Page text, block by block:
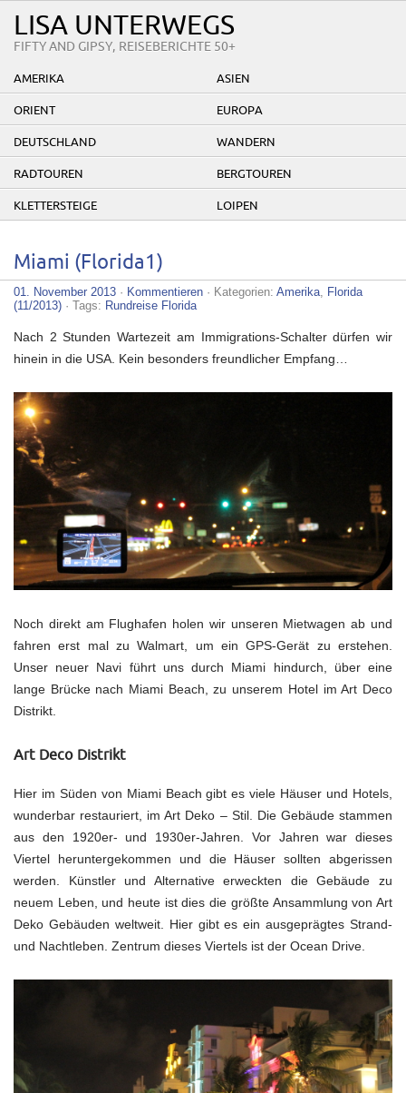
LISA UNTERWEGS
FIFTY AND GIPSY, REISEBERICHTE 50+
AMERIKA ASIEN
ORIENT EUROPA
DEUTSCHLAND WANDERN
RADTOUREN BERGTOUREN
KLETTERSTEIGE LOIPEN
Miami (Florida1)
01. November 2013 · Kommentieren · Kategorien: Amerika, Florida
(11/2013) · Tags: Rundreise Florida
Nach 2 Stunden Wartezeit am Immigrations-Schalter dürfen wir
hinein in die USA. Kein besonders freundlicher Empfang…
Noch direkt am Flughafen holen wir unseren Mietwagen ab und
fahren erst mal zu Walmart, um ein GPS-Gerät zu erstehen.
Unser neuer Navi führt uns durch Miami hindurch, über eine
lange Brücke nach Miami Beach, zu unserem Hotel im Art Deco
Distrikt.
Art Deco Distrikt
Hier im Süden von Miami Beach gibt es viele Häuser und Hotels,
wunderbar restauriert, im Art Deko – Stil. Die Gebäude stammen
aus den 1920er- und 1930er-Jahren. Vor Jahren war dieses
Viertel heruntergekommen und die Häuser sollten abgerissen
werden. Künstler und Alternative erweckten die Gebäude zu
neuem Leben, und heute ist dies die größte Ansammlung von Art
Deko Gebäuden weltweit. Hier gibt es ein ausgeprägtes Strand-
und Nachtleben. Zentrum dieses Viertels ist der Ocean Drive.